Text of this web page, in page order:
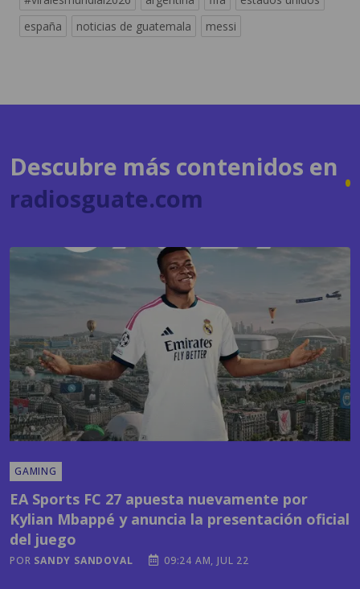
radiosguate.com
GAMING
Kylian Mbappé y anuncia la presentación oficial
del juego
PORSANDY SANDOVAL 09:24 AM, JUL 22